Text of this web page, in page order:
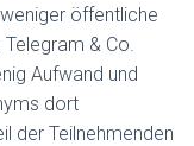
öffentliche
& Co.
Aufwand und
dort
der Teilnehmenden